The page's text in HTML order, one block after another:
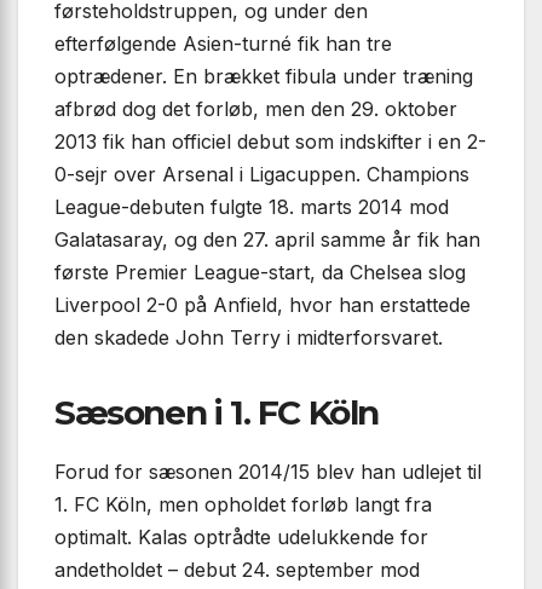
førsteholdstruppen, og under den
efterfølgende Asien-turné fik han tre
optrædener. En brækket fibula under træning
afbrød dog det forløb, men den 29. oktober
2013 fik han officiel debut som indskifter i en 2-
0-sejr over Arsenal i Ligacuppen. Champions
League-debuten fulgte 18. marts 2014 mod
Galatasaray, og den 27. april samme år fik han
første Premier League-start, da Chelsea slog
Liverpool 2-0 på Anfield, hvor han erstattede
den skadede John Terry i midterforsvaret.
Sæsonen i 1. FC Köln
Forud for sæsonen 2014/15 blev han udlejet til
1. FC Köln, men opholdet forløb langt fra
optimalt. Kalas optrådte udelukkende for
andetholdet – debut 24. september mod